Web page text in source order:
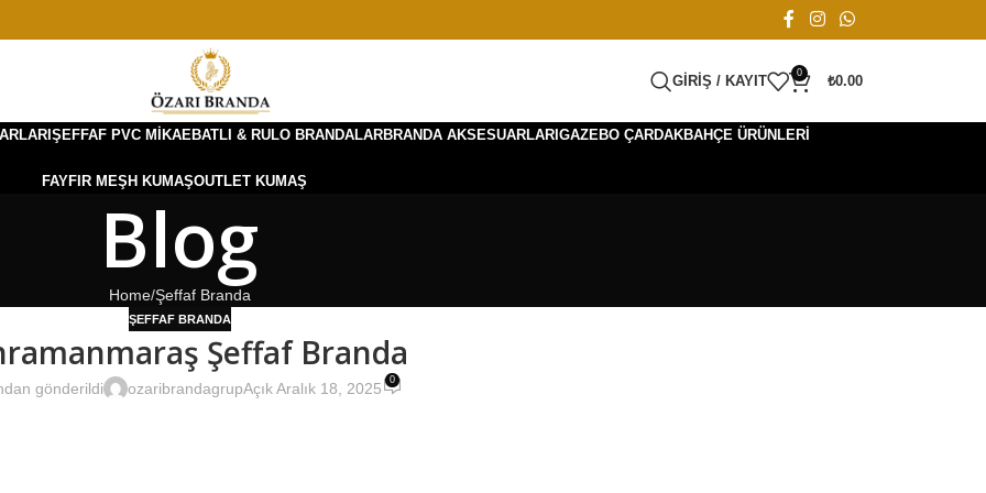
GIRIŞ / KAYIT
0
₺0.00
ŞEFFAF PVC MIKAEBATLI & RULO BRANDALARBRANDA AKSESUARLARIGAZEBO ÇARDAKBAHÇE ÜRÜNLERI
FAYFIR MEŞH KUMAŞOUTLET KUMAŞ
Blog
Home Şeffaf Branda
ŞEFFAF BRANDA
Şeffaf Branda
gönderildi ozaribrandagrupAçık Aralık 18, 2025 0